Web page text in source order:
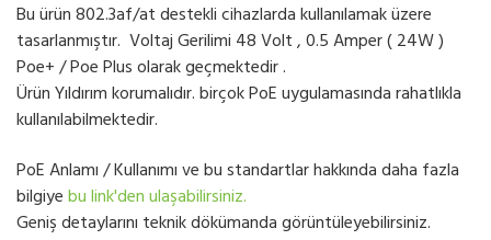
Bu ürün 802.3af/at destekli cihazlarda kullanılamak üzere
tasarlanmıştır. Voltaj Gerilimi 48 Volt , 0.5 Amper ( 24W )
Poe+ / Poe Plus olarak geçmektedir .
Ürün Yıldırım korumalıdır. birçok PoE uygulamasında rahatlıkla
kullanılabilmektedir.
PoE Anlamı / Kullanımı ve bu standartlar hakkında daha fazla
bilgiyebu link'den ulaşabilirsiniz.
Geniş detaylarını teknik dökümanda görüntüleyebilirsiniz.